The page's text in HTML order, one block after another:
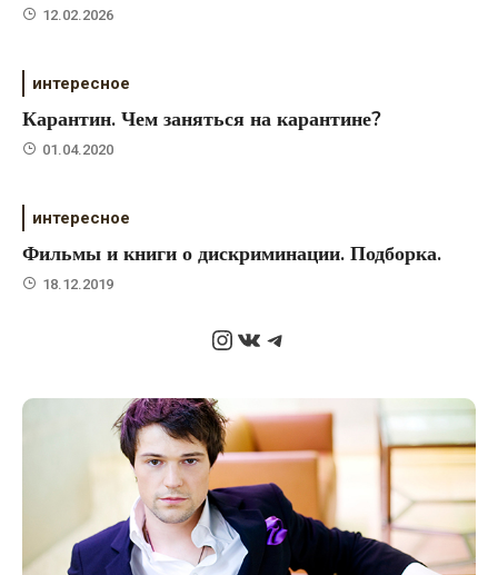
12.02.2026
интересное
Карантин. Чем заняться на карантине?
01.04.2020
интересное
Фильмы и книги о дискриминации. Подборка.
18.12.2019
Instagram
ВКонтакте
Telegram